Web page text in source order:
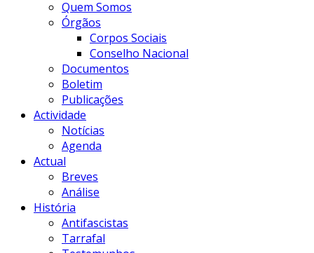
Quem Somos
Órgãos
Corpos Sociais
Conselho Nacional
Documentos
Boletim
Publicações
Actividade
Notícias
Agenda
Actual
Breves
Análise
História
Antifascistas
Tarrafal